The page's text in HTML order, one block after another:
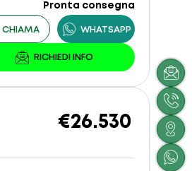
Pronta consegna
€26.530